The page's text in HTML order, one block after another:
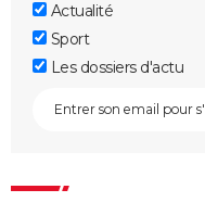
Actualité
Sport
Les dossiers d'actu